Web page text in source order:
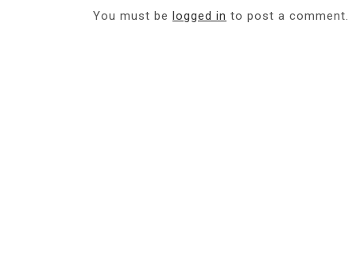
You must be logged in to post a comment.